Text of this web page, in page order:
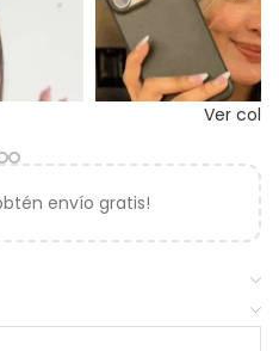
Ver
envío gratis!